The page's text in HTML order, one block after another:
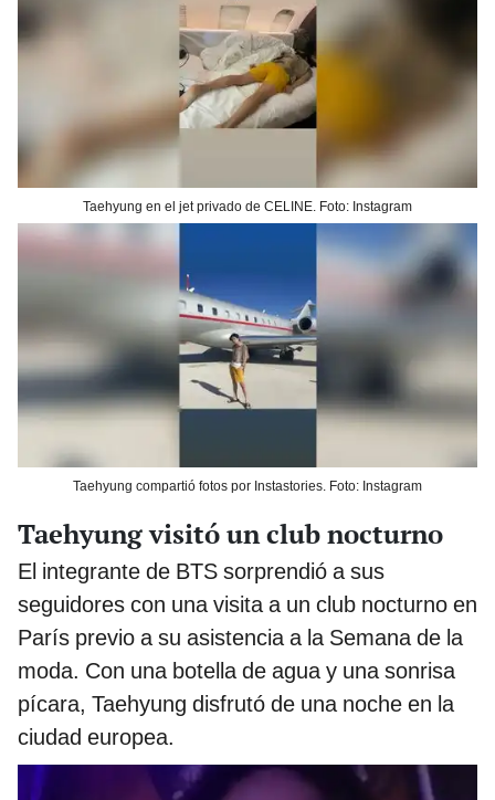
Taehyung en el jet privado de CELINE. Foto: Instagram
Taehyung compartió fotos por Instastories. Foto: Instagram
Taehyung visitó un club nocturno
El integrante de BTS sorprendió a sus
seguidores con una visita a un club nocturno en
París previo a su asistencia a la Semana de la
moda. Con una botella de agua y una sonrisa
pícara, Taehyung disfrutó de una noche en la
ciudad europea.